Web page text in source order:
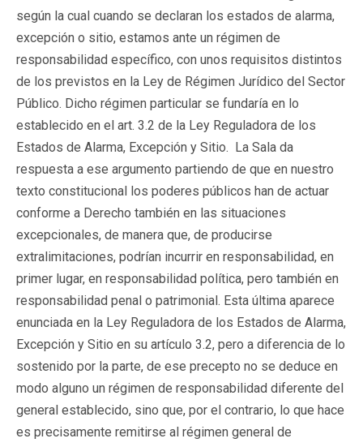
según la cual cuando se declaran los estados de alarma,
excepción o sitio, estamos ante un régimen de
responsabilidad específico, con unos requisitos distintos
de los previstos en la Ley de Régimen Jurídico del Sector
Público. Dicho régimen particular se fundaría en lo
establecido en el art. 3.2 de la Ley Reguladora de los
Estados de Alarma, Excepción y Sitio. La Sala da
respuesta a ese argumento partiendo de que en nuestro
texto constitucional los poderes públicos han de actuar
conforme a Derecho también en las situaciones
excepcionales, de manera que, de producirse
extralimitaciones, podrían incurrir en responsabilidad, en
primer lugar, en responsabilidad política, pero también en
responsabilidad penal o patrimonial. Esta última aparece
enunciada en la Ley Reguladora de los Estados de Alarma,
Excepción y Sitio en su artículo 3.2, pero a diferencia de lo
sostenido por la parte, de ese precepto no se deduce en
modo alguno un régimen de responsabilidad diferente del
general establecido, sino que, por el contrario, lo que hace
es precisamente remitirse al régimen general de